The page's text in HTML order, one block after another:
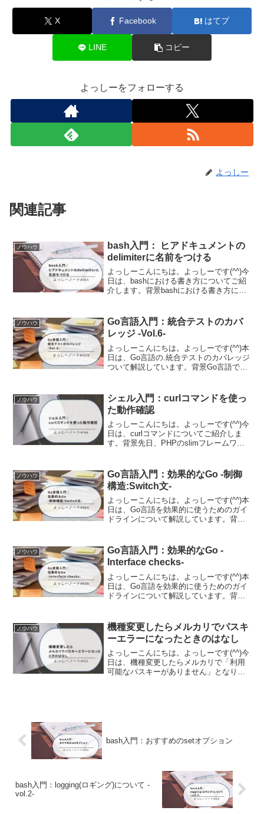
X Facebook はてブ
LINE コピー
よっしーをフォローする
よっしー
関連記事
ノウハウ
bash入門： ヒアドキュメントの
delimiterに名前をつける
よっしーこんにちは。よっしーです(^^)今
日は、bashにおける書き方についてご紹
介します。背景bashにおける書き方につ
メントとはヒアドキュメント（Here
Docu...
ノウハウ
Go言語入門：統合テストのカバ
レッジ -Vol.6-
よっしーこんにちは。よっしーです(^^)本
日は、Go言語の.統合テストのカバレッジ
ついて解説しています。背景Go言語でテ
っているけど、統合テストのカバ...
ノウハウ
シェル入門：curlコマンドを使っ
た動作確認
よっしーこんにちは。よっしーです(^^)今
日は、curlコマンドについてご紹介しま
す。背景先日、PHPのslimフレームワー
クセスして確認するのにも限界がある...
ノウハウ
Go言語入門：効果的なGo -制御
構造:Switch文-
よっしーこんにちは。よっしーです(^^)本
日は、Go言語を効果的に使うためのガイ
ドラインについて解説しています。背景
ント「Effective Go」を知りました。こ...
ノウハウ
Go言語入門：効果的なGo -
Interface checks-
よっしーこんにちは。よっしーです(^^)本
日は、Go言語を効果的に使うためのガイ
ドラインについて解説しています。背景
ント「Effective Go」を知りました。こ...
ノウハウ
機種変更したらメルカリでパスキ
ーエラーになったときのはなし
よっしーこんにちは。よっしーです(^^)今
日は、機種変更したらメルカリで「利用
可能なパスキーがありません」となり、
bash入門：おすすめのsetオプション
bash入門：logging(ロギング)について -
vol.2-